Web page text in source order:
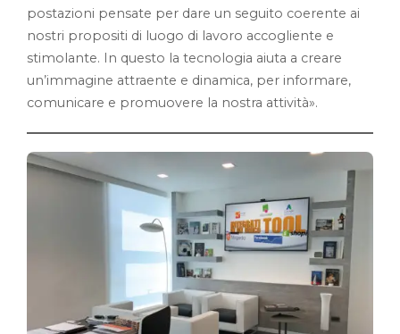
postazioni pensate per dare un seguito coerente ai
nostri propositi di luogo di lavoro accogliente e
stimolante. In questo la tecnologia aiuta a creare
un’immagine attraente e dinamica, per informare,
comunicare e promuovere la nostra attività».